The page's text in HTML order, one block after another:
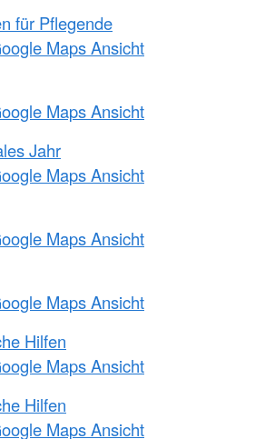
für Pflegende
Maps Ansicht
Maps Ansicht
Jahr
Maps Ansicht
Maps Ansicht
Maps Ansicht
Hilfen
Maps Ansicht
Hilfen
Maps Ansicht